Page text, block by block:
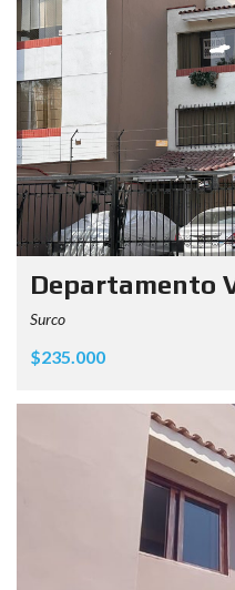
Departamento
Surco
$235.000